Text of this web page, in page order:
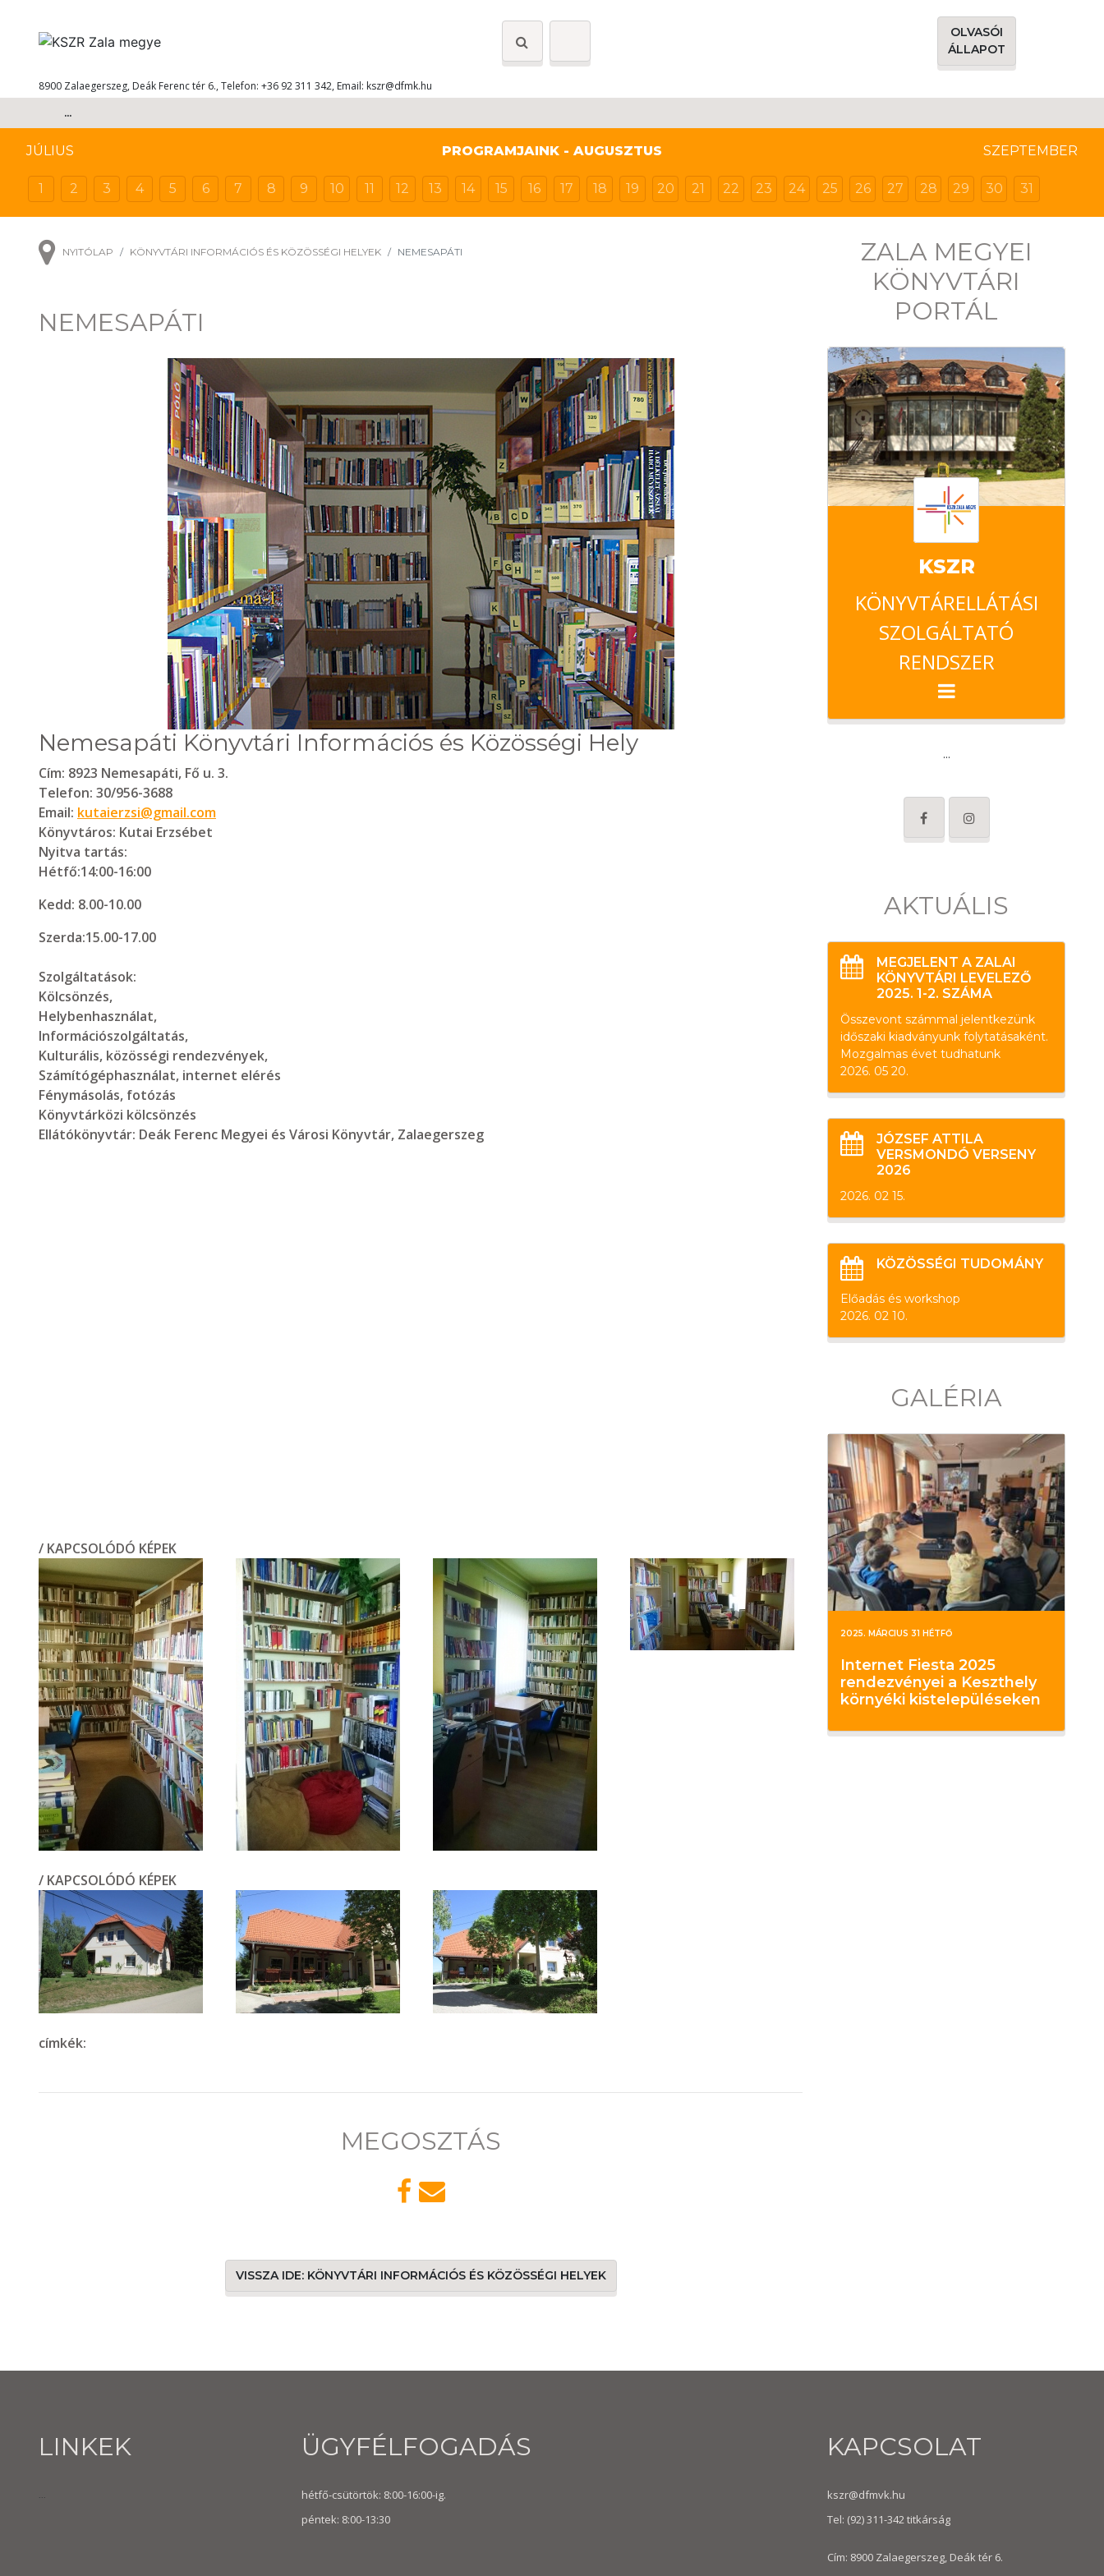
OLVASÓI
ÁLLAPOT
8900 Zalaegerszeg, Deák Ferenc tér 6., Telefon: +36 92 311 342, Email: kszr@dfmk.hu
...
JÚLIUS PROGRAMJAINK - AUGUSZTUS SZEPTEMBER
1 2 3 4 5 6 7 8 9 10 11 12 13 14 15 16 17 18 19 20 21 22 23 24 25 26 27 28 29 30 31
NYITÓLAP KÖNYVTÁRI INFORMÁCIÓS ÉS KÖZÖSSÉGI HELYEK NEMESAPÁTI
NEMESAPÁTI
Nemesapáti Könyvtári Információs és Közösségi Hely
Cím: 8923 Nemesapáti, Fő u. 3.
Telefon: 30/956-3688
Email: kutaierzsi@gmail.com
Könyvtáros: Kutai Erzsébet
Nyitva tartás:
Hétfő:14:00-16:00
Kedd: 8.00-10.00
Szerda:15.00-17.00
Szolgáltatások:
Kölcsönzés,
Helybenhasználat,
Információszolgáltatás,
Kulturális, közösségi rendezvények,
Számítógéphasználat, internet elérés
Fénymásolás, fotózás
Könyvtárközi kölcsönzés
Ellátókönyvtár: Deák Ferenc Megyei és Városi Könyvtár, Zalaegerszeg
/ KAPCSOLÓDÓ KÉPEK
/ KAPCSOLÓDÓ KÉPEK
címkék:
MEGOSZTÁS
VISSZA IDE: KÖNYVTÁRI INFORMÁCIÓS ÉS KÖZÖSSÉGI HELYEK
ZALA MEGYEI
KÖNYVTÁRI
PORTÁL
KSZR
KÖNYVTÁRELLÁTÁSI
SZOLGÁLTATÓ
RENDSZER
...
AKTUÁLIS
MEGJELENT A ZALAI
KÖNYVTÁRI LEVELEZŐ
2025. 1-2. SZÁMA
Összevont számmal jelentkezünk
időszaki kiadványunk folytatásaként.
Mozgalmas évet tudhatunk
2026. 05 20.
JÓZSEF ATTILA
VERSMONDÓ VERSENY
2026
2026. 02 15.
KÖZÖSSÉGI TUDOMÁNY
Előadás és workshop
2026. 02 10.
GALÉRIA
2025. MÁRCIUS 31 HÉTFŐ
Internet Fiesta 2025
rendezvényei a Keszthely
környéki kistelepüléseken
LINKEK
...
ÜGYFÉLFOGADÁS
hétfő-csütörtök: 8:00-16:00-ig.
péntek: 8:00-13:30
KAPCSOLAT
kszr@dfmvk.hu
Tel: (92) 311-342titkárság
Cím: 8900 Zalaegerszeg, Deák tér 6.